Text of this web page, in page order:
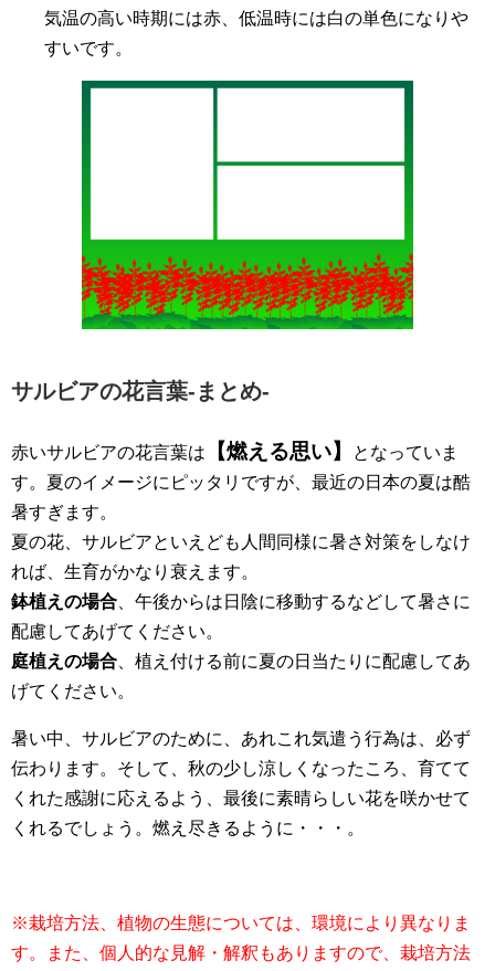
気温の高い時期には赤、低温時には白の単色になりや
すいです。
サルビアの花言葉-まとめ-
赤いサルビアの花言葉は 【燃える思い】
となっていま
す。夏のイメージにピッタリですが、最近の日本の夏は酷
暑すぎます。
夏の花、サルビアといえども人間同様に暑さ対策をしなけ
れば、生育がかなり衰えます。
鉢植えの場合 、午後からは日陰に移動するなどして暑さに
配慮してあげてください。
庭植えの場合 、植え付ける前に夏の日当たりに配慮してあ
げてください。
暑い中、サルビアのために、あれこれ気遣う行為は、必ず
伝わります。そして、秋の少し涼しくなったころ、育てて
くれた感謝に応えるよう、最後に素晴らしい花を咲かせて
くれるでしょう。燃え尽きるように・・・。
※栽培方法、植物の生態については、環境により異なりま
す。また、個人的な見解・解釈もありますので、栽培方法